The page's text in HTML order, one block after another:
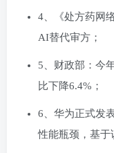
4、《处方药网
AI替代审方；
5、财政部：今
比下降6.4%；
6、华为正式发
性能瓶颈，基于